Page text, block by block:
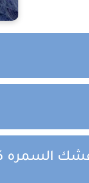
السمره